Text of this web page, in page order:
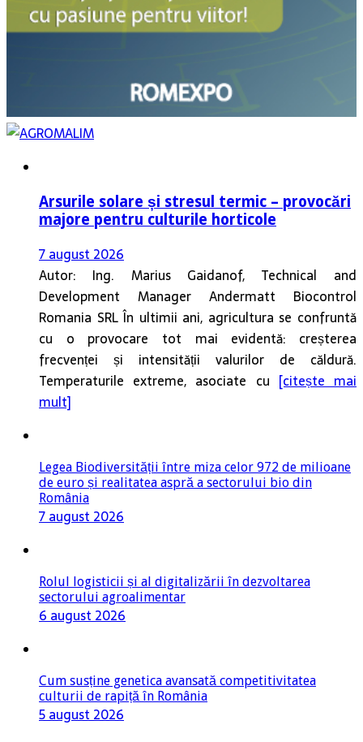
Arsurile solare și stresul termic – provocări
majore pentru culturile horticole
7 august 2026
Autor: Ing. Marius Gaidanof, Technical and
Development Manager Andermatt Biocontrol
Romania SRL În ultimii ani, agricultura se confruntă
cu o provocare tot mai evidentă: creșterea
frecvenței și intensității valurilor de căldură.
Temperaturile extreme, asociate cu [citește mai
mult]
Legea Biodiversității între miza celor 972 de milioane
de euro și realitatea aspră a sectorului bio din
România
7 august 2026
Rolul logisticii și al digitalizării în dezvoltarea
sectorului agroalimentar
6 august 2026
Cum susține genetica avansată competitivitatea
culturii de rapiță în România
5 august 2026